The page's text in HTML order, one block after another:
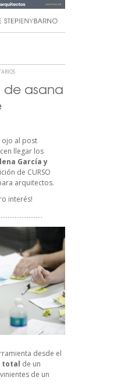
de asana
ojo al post
llegar los
García y
de CURSO
arquitectos.
interés!
desde el
total de un
de un